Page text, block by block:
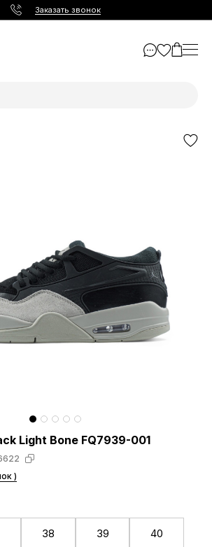
Заказать звонок
Light Bone FQ7939-001
)
38 39 40